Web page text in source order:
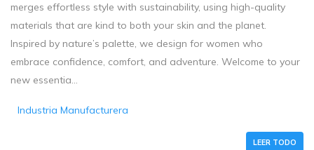
merges effortless style with sustainability, using high-quality
materials that are kind to both your skin and the planet.
Inspired by nature’s palette, we design for women who
embrace confidence, comfort, and adventure. Welcome to your
new essentia...
Industria Manufacturera
LEER TODO